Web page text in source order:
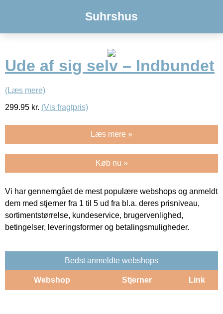
Suhrshus
Ude af sig selv – Indbundet
(Læs mere)
299.95 kr. (Vis fragtpris)
Læs mere »
Køb nu »
Vi har gennemgået de mest populære webshops og anmeldt
dem med stjerner fra 1 til 5 ud fra bl.a. deres prisniveau,
sortimentstørrelse, kundeservice, brugervenlighed,
betingelser, leveringsformer og betalingsmuligheder.
Bedst anmeldte webshops
Webshop Stjerner Link